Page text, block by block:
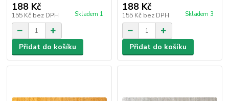
188 Kč
155 Kč bez DPH Skladem 1
Přidat do košíku
188 Kč
155 Kč bez DPH Skladem 3
Přidat do košíku